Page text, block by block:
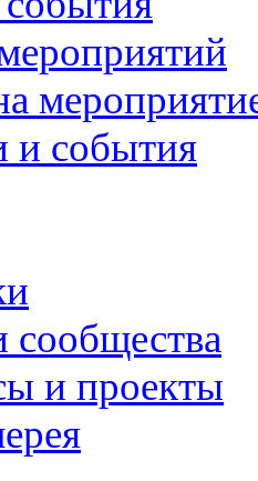
и события
и проекты